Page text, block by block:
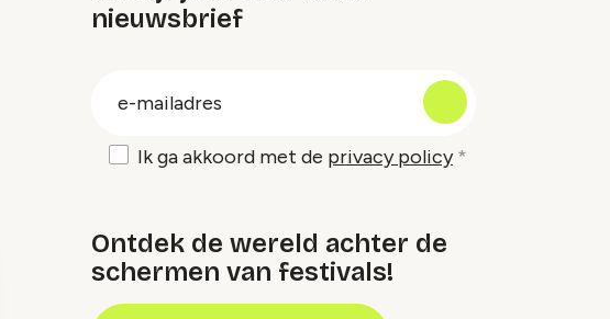
nieuwsbrief
Ik ga akkoord met de privacy policy
Ontdek de wereld achter de
schermen van festivals!